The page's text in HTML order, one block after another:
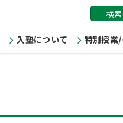
入塾について 特別授業